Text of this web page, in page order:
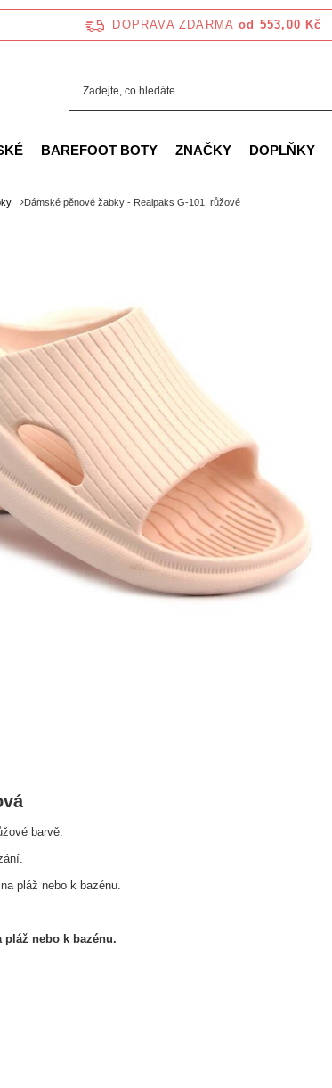
DOPRAVA ZDARMA od 553,00 Kč
BAREFOOT BOTY ZNAČKY DOPLŇKY
Dámské pěnové žabky - Realpaks G-101, růžové
barvě.
pláž nebo k bazénu.
nebo k bazénu.